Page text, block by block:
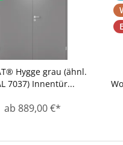
Hygge grau (ähnl.
7037) Innentür...
ab 889,00 €*